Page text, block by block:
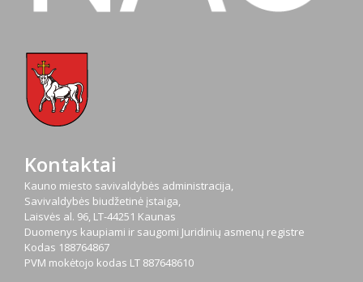
Kontaktai
Kauno miesto savivaldybės administracija,
Savivaldybės biudžetinė įstaiga,
Laisvės al. 96, LT-44251 Kaunas
Duomenys kaupiami ir saugomi Juridinių asmenų registre
Kodas 188764867
PVM mokėtojo kodas LT 887648610